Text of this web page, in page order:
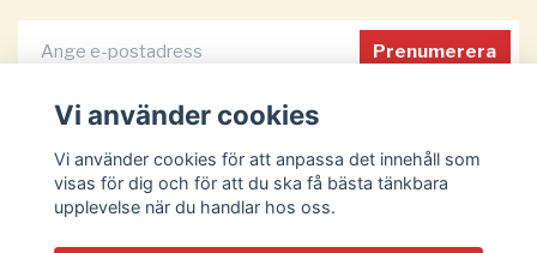
Prenumerera
Vi använder cookies
Vi använder cookies för att anpassa det innehåll som
visas för dig och för att du ska få bästa tänkbara
upplevelse när du handlar hos oss.